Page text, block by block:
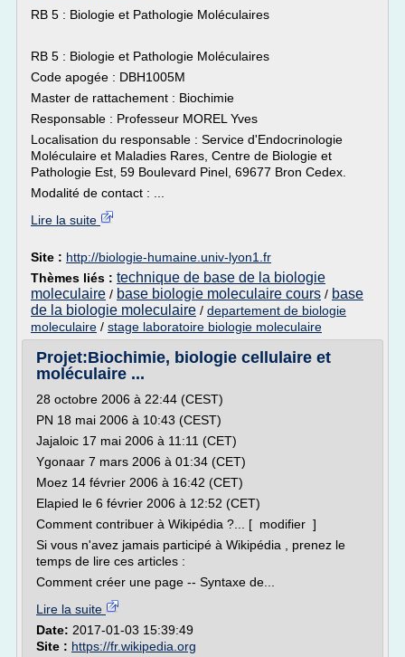
RB 5 : Biologie et Pathologie Moléculaires
RB 5 : Biologie et Pathologie Moléculaires
Code apogée : DBH1005M
Master de rattachement : Biochimie
Responsable : Professeur MOREL Yves
Localisation du responsable : Service d'Endocrinologie
Moléculaire et Maladies Rares, Centre de Biologie et
Pathologie Est, 59 Boulevard Pinel, 69677 Bron Cedex.
Modalité de contact : ...
Lire la suite
Site : http://biologie-humaine.univ-lyon1.fr
Thèmes liés : technique de base de la biologie
moleculaire / base biologie moleculaire cours / base
de la biologie moleculaire / departement de biologie
moleculaire / stage laboratoire biologie moleculaire
Projet:Biochimie, biologie cellulaire et
moléculaire ...
28 octobre 2006 à 22:44 (CEST)
PN 18 mai 2006 à 10:43 (CEST)
Jajaloic 17 mai 2006 à 11:11 (CET)
Ygonaar 7 mars 2006 à 01:34 (CET)
Moez 14 février 2006 à 16:42 (CET)
Elapied le 6 février 2006 à 12:52 (CET)
Comment contribuer à Wikipédia ?... [ modifier ]
Si vous n'avez jamais participé à Wikipédia , prenez le
temps de lire ces articles :
Comment créer une page -- Syntaxe de...
Lire la suite
Date: 2017-01-03 15:39:49
Site : https://fr.wikipedia.org